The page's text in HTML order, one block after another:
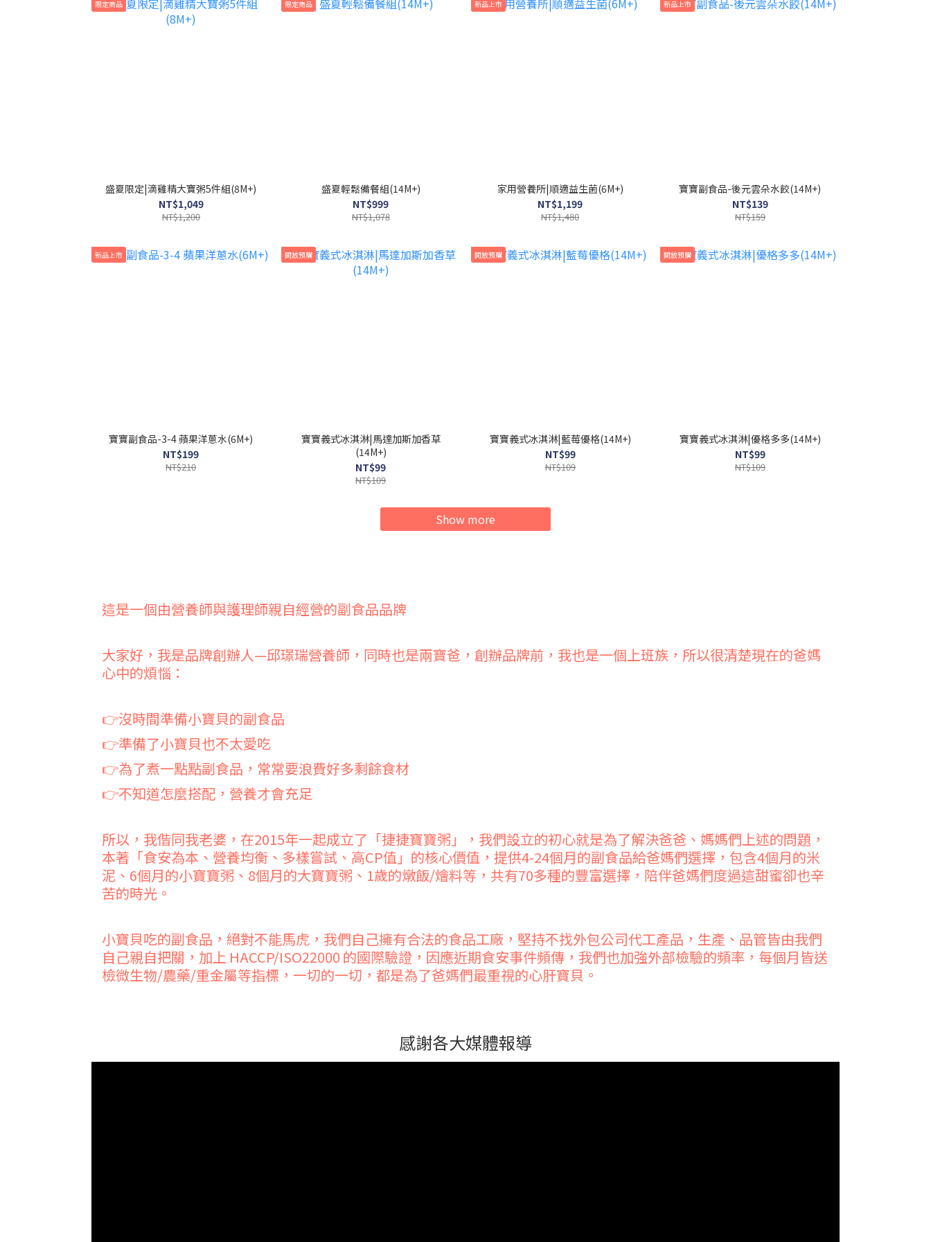
限定商品
盛夏限定|滴雞精大寶粥5件組(8M+)
NT$1,049
NT$1,200
限定商品
盛夏輕鬆備餐組(14M+)
NT$999
NT$1,078
新品上市
家用營養所|順適益生菌(6M+)
NT$1,199
NT$1,480
新品上市
寶寶副食品-後元雲朵水餃(14M+)
NT$139
NT$159
新品上市
寶寶副食品-3-4 蘋果洋蔥水(6M+)
NT$199
NT$210
開放預購
寶寶義式冰淇淋|馬達加斯加香草
(14M+)
NT$99
NT$109
開放預購
寶寶義式冰淇淋|藍莓優格(14M+)
NT$99
NT$109
開放預購
寶寶義式冰淇淋|優格多多(14M+)
NT$99
NT$109
Show more
這是一個由營養師與護理師親自經營的副食品品牌
大家好，我是品牌創辦人—邱璟瑞營養師，同時也是兩寶爸，創辦品牌前，我也是一個上班族，所以很清楚現在的爸媽
心中的煩惱：
👉沒時間準備小寶貝的副食品
👉準備了小寶貝也不太愛吃
👉為了煮一點點副食品，常常要浪費好多剩餘食材
👉不知道怎麼搭配，營養才會充足
所以，我偕同我老婆，在2015年一起成立了「捷捷寶寶粥」，我們設立的初心就是為了解決爸爸、媽媽們上述的問題，
本著「食安為本、營養均衡、多樣嘗試、高CP值」的核心價值，提供4-24個月的副食品給爸媽們選擇，包含4個月的米
泥、6個月的小寶寶粥、8個月的大寶寶粥、1歲的燉飯/燴料等，共有70多種的豐富選擇，陪伴爸媽們度過這甜蜜卻也辛
苦的時光。
小寶貝吃的副食品，絕對不能馬虎，我們自己擁有合法的食品工廠，堅持不找外包公司代工產品，生產、品管皆由我們
自己親自把關，加上 HACCP/ISO22000 的國際驗證，因應近期食安事件頻傳，我們也加強外部檢驗的頻率，每個月皆送
檢微生物/農藥/重金屬等指標，一切的一切，都是為了爸媽們最重視的心肝寶貝。
感謝各大媒體報導